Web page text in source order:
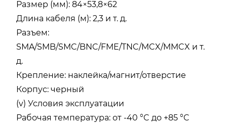
Размер (мм): 84×53,8×62
Длина кабеля (м): 2,3 и т. д.
Разъем:
SMA/SMB/SMC/BNC/FME/TNC/MCX/MMCX и т.
д.
Крепление: наклейка/магнит/отверстие
Корпус: черный
(v) Условия эксплуатации
Рабочая температура: от -40 °C до +85 °C